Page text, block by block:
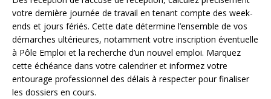
votre dernière journée de travail en tenant compte des week-
ends et jours fériés. Cette date détermine l’ensemble de vos
démarches ultérieures, notamment votre inscription éventuelle
à Pôle Emploi et la recherche d’un nouvel emploi. Marquez
cette échéance dans votre calendrier et informez votre
entourage professionnel des délais à respecter pour finaliser
les dossiers en cours.